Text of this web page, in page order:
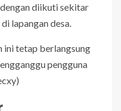
diikuti sekitar
lapangan desa.
ini tetap berlangsung
pengguna